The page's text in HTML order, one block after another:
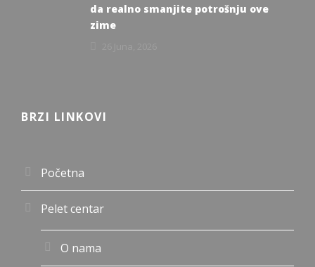
da realno smanjite potrošnju ove
zime
BRZI LINKOVI
Početna
Pelet centar
O nama